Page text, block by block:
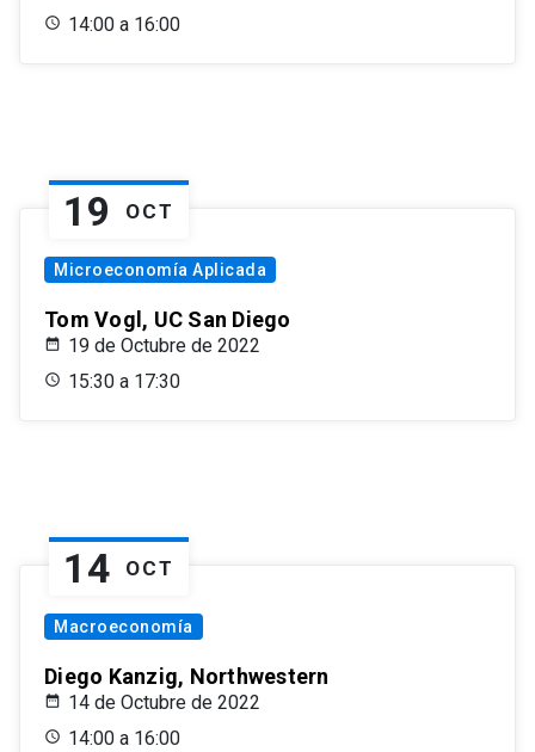
14:00 a 16:00
19 OCT
Microeconomía Aplicada
Tom Vogl, UC San Diego
19 de Octubre de 2022
15:30 a 17:30
14 OCT
Macroeconomía
Diego Kanzig, Northwestern
14 de Octubre de 2022
14:00 a 16:00